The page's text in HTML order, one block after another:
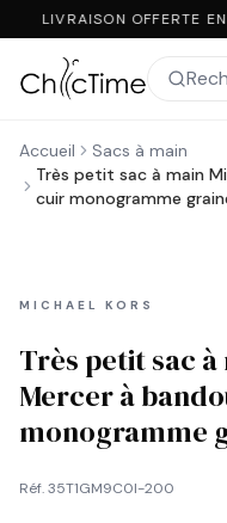
LIVRAISON OFFERTE
Accueil
Sacs à main
Très petit sac à main
cuir monogramme
MICHAEL KORS
Très petit sac
Mercer à
monogramme
Réf.35T1GM9C0I-200